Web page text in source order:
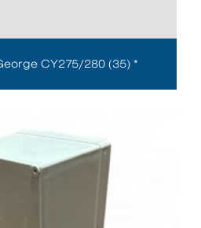
CY275/280 (35) *